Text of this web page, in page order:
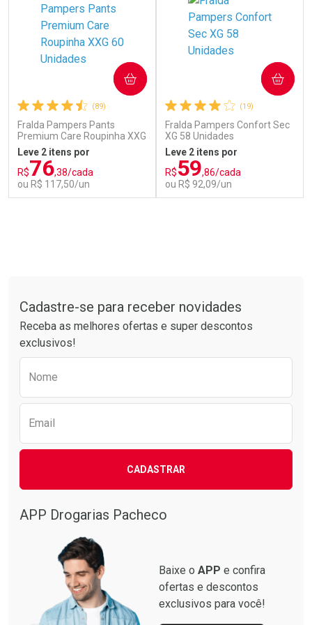
Ver Desconto Convênio Ver Desconto Convênio
(89)
Fralda Pampers Pants
Premium Care Roupinha XXG
60 Unidades
Leve 2 itens por
R$76,38/cada
ou R$ 117,50/un
COMPRAR
Comprar sem Desconto
Por R$ 117,50/cada
Comprar sem Desconto
Por R$ 117,50/cada
(19)
Fralda Pampers Confort Sec
XG 58 Unidades
Leve 2 itens por
R$59,86/cada
ou R$ 92,09/un
COMPRAR
Comprar sem Desconto
Comprar sem Desconto
Cadastre-se para receber novidades
Receba as melhores ofertas e super descontos
exclusivos!
Nome
Email
CADASTRAR
APP Drogarias Pacheco
Baixe o APP e confira
ofertas e descontos
exclusivos para você!